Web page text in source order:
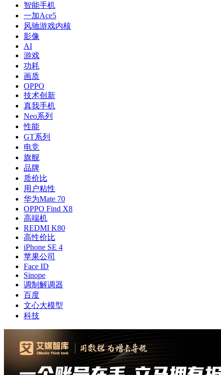
智能手机
一加Ace5
风驰游戏内核
影像
AI
游戏
功耗
画质
OPPO
技术创新
真我手机
Neo系列
性能
GT系列
电竞
旗舰
品牌
质价比
用户粘性
华为Mate 70
OPPO Find X8
高端机
REDMI K80
高性价比
iPhone SE 4
苹果公司
Face ID
Sinope
调制解调器
百度
文心大模型
科技